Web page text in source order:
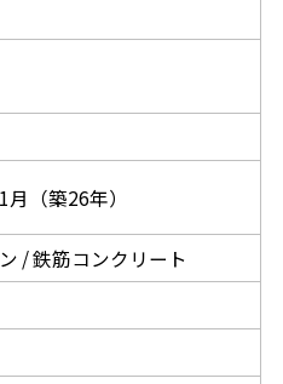
（築26年）
/ 鉄筋コンクリート